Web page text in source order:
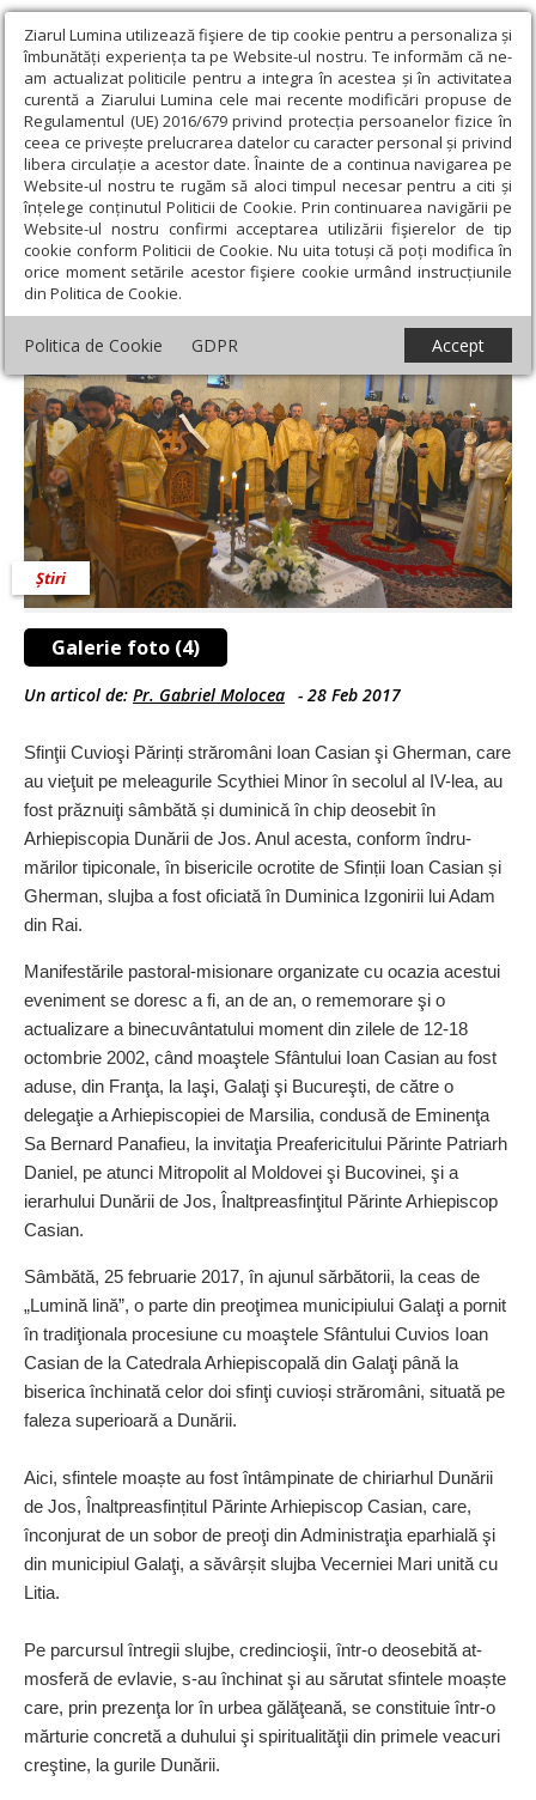
Ziarul Lumina utilizează fişiere de tip cookie pentru a personaliza și
îmbunătăți experiența ta pe Website-ul nostru. Te informăm că ne-
am actualizat politicile pentru a integra în acestea și în activitatea
curentă a Ziarului Lumina cele mai recente modificări propuse de
Regulamentul (UE) 2016/679 privind protecția persoanelor fizice în
ceea ce privește prelucrarea datelor cu caracter personal și privind
libera circulație a acestor date. Înainte de a continua navigarea pe
Website-ul nostru te rugăm să aloci timpul necesar pentru a citi și
înțelege conținutul Politicii de Cookie. Prin continuarea navigării pe
Website-ul nostru confirmi acceptarea utilizării fişierelor de tip
cookie conform Politicii de Cookie. Nu uita totuși că poți modifica în
orice moment setările acestor fişiere cookie urmând instrucțiunile
din Politica de Cookie.
Politica de Cookie GDPR Accept
Ziarul Lumina › Actualitate religioasă › Știri › Sărbătoarea
Sfinţilor Cuvioşi Ioan Casian şi Gherman
Sărbătoarea Sfinţilor Cuvioşi Ioan Casian şi
Gherman
Galerie foto (4)
Știri
Un articol de: Pr. Gabriel Molocea - 28 Feb 2017
Sfinţii Cuvioşi Părinți stră­români Ioan Casian şi Gherman, care
au vieţuit pe meleagurile Scythiei Minor în secolul al IV-lea, au
fost prăznuiţi sâmbătă și duminică în chip deosebit în
Arhiepiscopia Dunării de Jos. Anul acesta, conform îndru­
mărilor tipiconale, în bisericile ocrotite de Sfinții Ioan Casian și
Gherman, slujba a fost oficiată în Duminica Izgonirii lui Adam
din Rai.
Manifestările pastoral-misionare organizate cu oca­zia acestui
eve­ni­ment se doresc a fi, an de an, o reme­morare şi o
actualizare a binecuvântatului moment din zilele de 12-18
octombrie 2002, când moaş­tele Sfântului Ioan Casian au fost
aduse, din Franţa, la Iaşi, Galaţi şi Bucureşti, de către o
delegaţie a Arhiepiscopiei de Marsilia, condusă de Eminenţa
Sa Bernard Panafieu, la invitaţia Preafericitului Părinte Patriarh
Daniel, pe atunci Mitropolit al Moldovei şi Bucovinei, şi a
ierarhului Dunării de Jos, Înaltpreasfinţitul Părinte Arhiepiscop
Casian.
Sâmbătă, 25 februarie 2017, în ajunul sărbătorii, la ceas de
„Lumină lină”, o parte din preo­ţimea municipiului Galaţi a pornit
în tradiţionala procesiune cu moaştele Sfântului Cuvios Ioan
Casian de la Catedrala Arhiepis­copală din Galaţi până la
biserica închinată celor doi sfinţi cuvioși străromâni, situată pe
faleza superioară a Dunării.
Aici, sfintele moaște au fost întâmpinate de chiriarhul Du­nării
de Jos, Înaltpreasfințitul Părinte Arhiepiscop Casian, care,
înconjurat de un sobor de preoţi din Administraţia epar­hială şi
din municipiul Galaţi, a săvârșit sluj­ba Vecerniei Mari unită cu
Litia.
Pe parcursul întregii slujbe, credincioşii, într-o deosebită at­
mos­feră de evlavie, s-au închinat şi au sărutat sfintele moaște
care, prin prezenţa lor în urbea gălă­ţeană, se constituie într-o
mărtu­rie concretă a duhului şi spiritua­lităţii din primele veacuri
creş­tine, la gurile Dunării.